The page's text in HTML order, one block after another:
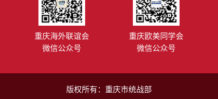
重庆海外联谊会
微信公众号
重庆欧美同学会
微信公众号
版权所有：重庆市统战部